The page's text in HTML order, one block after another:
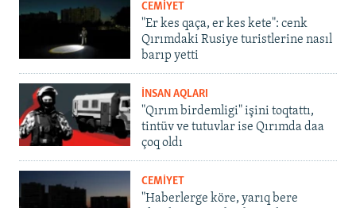
CEMİYET
"Er kes qaça, er kes kete": cenk
Qırımdaki Rusiye turistlerine nasıl
barıp yetti
İNSAN AQLARI
"Qırım birdemligi" işini toqtattı,
tintüv ve tutuvlar ise Qırımda daa
çoq oldı
CEMİYET
"Haberlerge köre, yarıq bere